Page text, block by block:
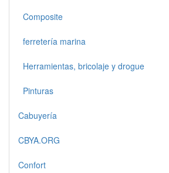
Composite
ferretería marina
Herramientas, bricolaje y drogue
Pinturas
Cabuyería
CBYA.ORG
Confort